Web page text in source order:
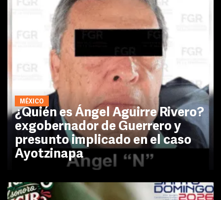
MÉXICO
¿Quién es Ángel Aguirre Rivero?
exgobernador de Guerrero y
presunto implicado en el caso
Ayotzinapa